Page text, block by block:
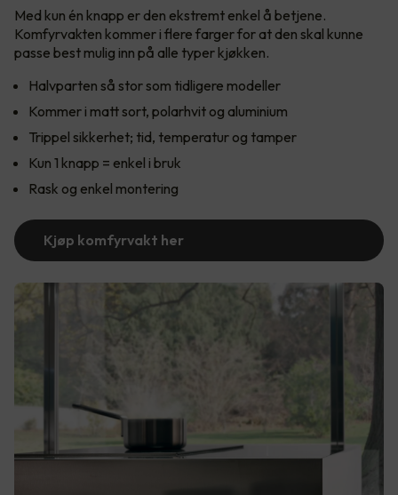
Med kun én knapp er den ekstremt enkel å betjene.
Komfyrvakten kommer i flere farger for at den skal kunne
passe best mulig inn på alle typer kjøkken.
Halvparten så stor som tidligere modeller
Kommer i matt sort, polarhvit og aluminium
Trippel sikkerhet; tid, temperatur og tamper
Kun 1 knapp = enkel i bruk
Rask og enkel montering
Kjøp komfyrvakt her